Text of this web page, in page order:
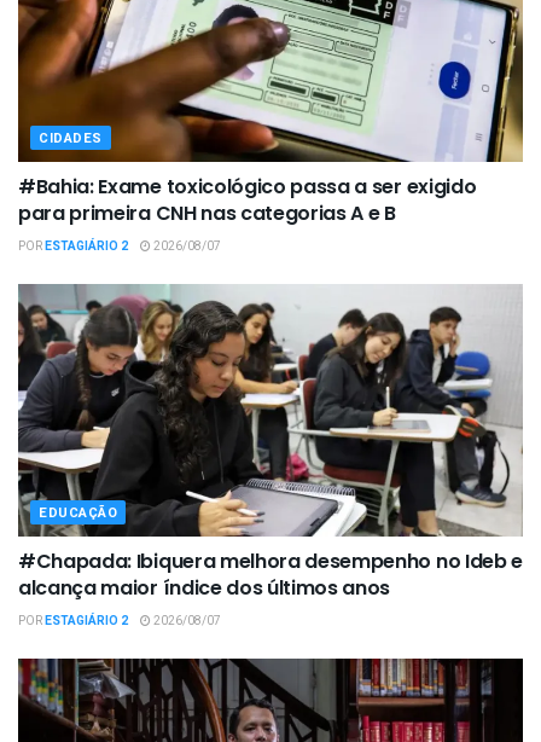
CIDADES
#Bahia: Exame toxicológico passa a ser exigido
para primeira CNH nas categorias A e B
PORESTAGIÁRIO 2 2026/08/07
EDUCAÇÃO
#Chapada: Ibiquera melhora desempenho no Ideb e
alcança maior índice dos últimos anos
PORESTAGIÁRIO 2 2026/08/07